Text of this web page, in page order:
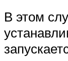
В этом